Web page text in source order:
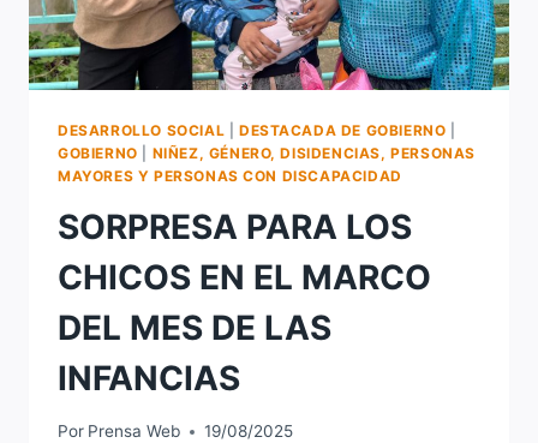
DESARROLLO SOCIAL DESTACADA DE GOBIERNO
GOBIERNO
NIÑEZ, GÉNERO, DISIDENCIAS, PERSONAS
MAYORES Y PERSONAS CON DISCAPACIDAD
SORPRESA PARA LOS
CHICOS EN EL MARCO
DEL MES DE LAS
INFANCIAS
Por Prensa Web 19/08/2025